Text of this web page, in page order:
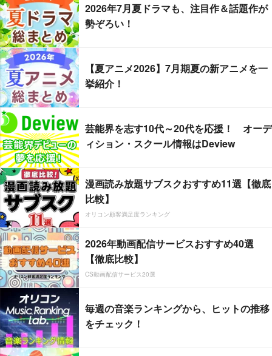
2026年7月夏ドラマも、注目作＆話題作が
勢ぞろい！
【夏アニメ2026】7月期夏の新アニメを一
挙紹介！
芸能界を志す10代～20代を応援！ オーデ
ィション・スクール情報はDeview
漫画読み放題サブスクおすすめ11選【徹底
比較】
オリコン顧客満足度ランキング
2026年動画配信サービスおすすめ40選
【徹底比較】
CS動画配信サービス20選
毎週の音楽ランキングから、ヒットの推移
をチェック！